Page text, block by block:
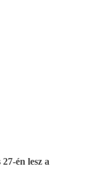
én lesz a